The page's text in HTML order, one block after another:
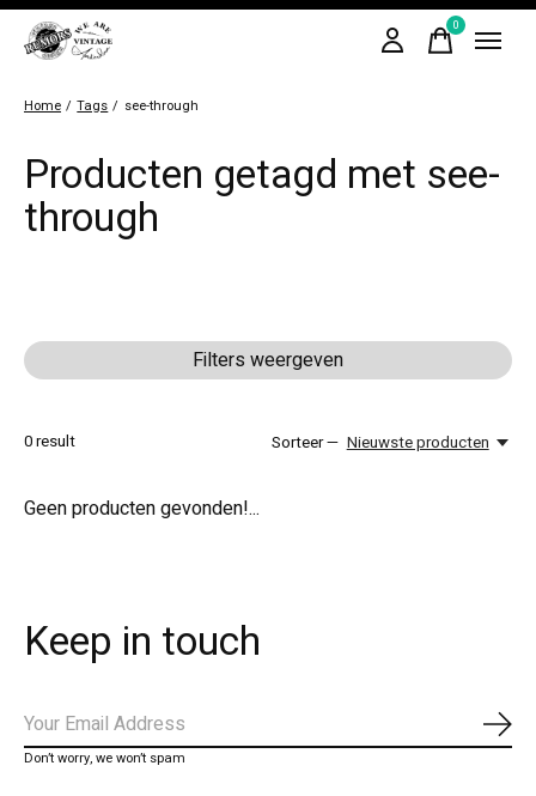
0items
Home / Tags / see-through
Producten getagd met see-
through
Filters weergeven
0result Sorteer — Nieuwste producten
Geen producten gevonden!...
Keep in touch
Don’t worry, we won’t spam